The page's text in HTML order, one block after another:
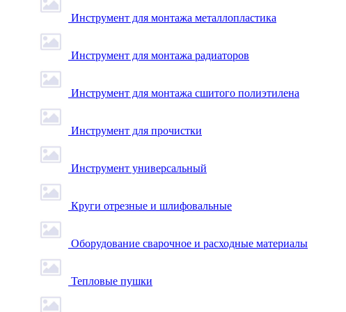
Инструмент для монтажа металлопластика
Инструмент для монтажа радиаторов
Инструмент для монтажа сшитого полиэтилена
Инструмент для прочистки
Инструмент универсальный
Круги отрезные и шлифовальные
Оборудование сварочное и расходные материалы
Тепловые пушки